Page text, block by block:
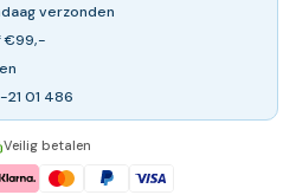
verzonden
€99,-
01 486
Veilig betalen